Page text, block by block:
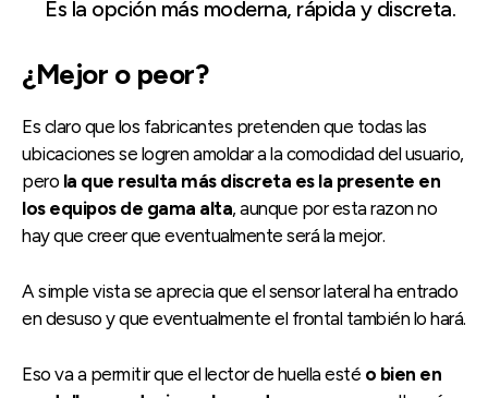
Es la opción más moderna, rápida y discreta.
¿Mejor o peor?
Es claro que los fabricantes pretenden que todas las
ubicaciones se logren amoldar a la comodidad del usuario,
pero la que resulta más discreta es la presente en
los equipos de gama alta, aunque por esta razon no
hay que creer que eventualmente será la mejor.
A simple vista se aprecia que el sensor lateral ha entrado
en desuso y que eventualmente el frontal también lo hará.
Eso va a permitir que el lector de huella esté o bien en